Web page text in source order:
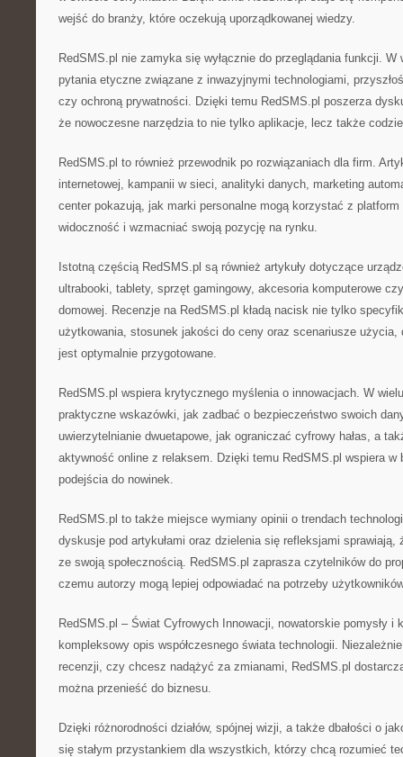
wejść do branży, które oczekują uporządkowanej wiedzy.
RedSMS.pl nie zamyka się wyłącznie do przeglądania funkcji.
pytania etyczne związane z inwazyjnymi technologiami,
czy ochroną prywatności. Dzięki temu RedSMS.pl poszerza
że nowoczesne narzędzia to nie tylko aplikacje, lecz także
RedSMS.pl to również przewodnik po rozwiązaniach dla firm.
internetowej, kampanii w sieci, analityki danych, marketing
center pokazują, jak marki personalne mogą korzystać z
widoczność i wzmacniać swoją pozycję na rynku.
Istotną częścią RedSMS.pl są również artykuły dotyczące
ultrabooki, tablety, sprzęt gamingowy, akcesoria komputerowe
domowej. Recenzje na RedSMS.pl kładą nacisk nie tylko
użytkowania, stosunek jakości do ceny oraz scenariusze użycia,
jest optymalnie przygotowane.
RedSMS.pl wspiera krytycznego myślenia o innowacjach. W
praktyczne wskazówki, jak zadbać o bezpieczeństwo swoich
uwierzytelnianie dwuetapowe, jak ograniczać cyfrowy hałas, a
aktywność online z relaksem. Dzięki temu RedSMS.pl wspiera w
podejścia do nowinek.
RedSMS.pl to także miejsce wymiany opinii o trendach
dyskusje pod artykułami oraz dzielenia się refleksjami
ze swoją społecznością. RedSMS.pl zaprasza czytelników do
czemu autorzy mogą lepiej odpowiadać na potrzeby
RedSMS.pl – Świat Cyfrowych Innowacji, nowatorskie pomysły i
kompleksowy opis współczesnego świata technologii.
recenzji, czy chcesz nadążyć za zmianami, RedSMS.pl
można przenieść do biznesu.
Dzięki różnorodności działów, spójnej wizji, a także dbałości o
się stałym przystankiem dla wszystkich, którzy chcą rozumieć